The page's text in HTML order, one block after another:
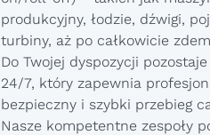
produkcyjny, łodzie, dźwigi,
turbiny, aż po całkowicie
Do Twojej dyspozycji
24/7, który zapewnia
bezpieczny i szybki przebieg
Nasze kompetentne zespoły